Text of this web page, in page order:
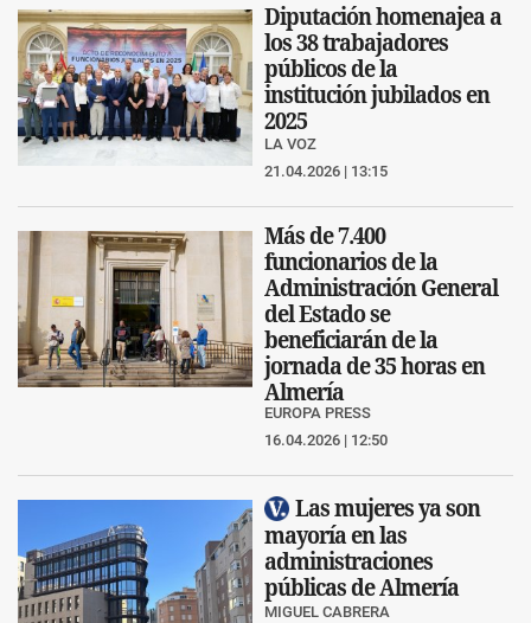
Diputación homenajea a
los 38 trabajadores
públicos de la
institución jubilados en
2025
LA VOZ
21.04.2026 | 13:15
Más de 7.400
funcionarios de la
Administración General
del Estado se
beneficiarán de la
jornada de 35 horas en
Almería
EUROPA PRESS
16.04.2026 | 12:50
Las mujeres ya son
mayoría en las
administraciones
públicas de Almería
MIGUEL CABRERA